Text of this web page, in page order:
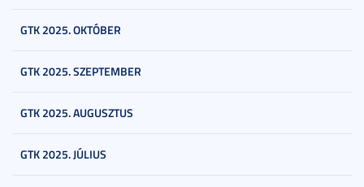
GTK 2025. OKTÓBER
GTK 2025. SZEPTEMBER
GTK 2025. AUGUSZTUS
GTK 2025. JÚLIUS